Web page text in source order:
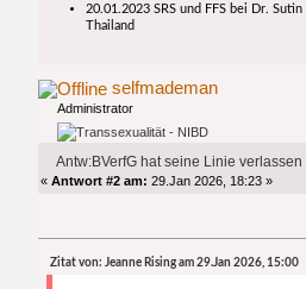
20.01.2023 SRS und FFS bei Dr.
Thailand
selfmademan
Administrator
Antw:BVerfG hat seine Linie
«Antwort #2 am: 29.Jan 2026, 18:23 »
Zitat von: Jeanne Rising am 29.Jan 2026, 15:00